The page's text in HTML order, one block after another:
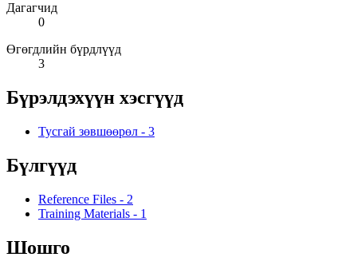
Дагагчид
0
Өгөгдлийн бүрдлүүд
3
Бүрэлдэхүүн хэсгүүд
Тусгай зөвшөөрөл - 3
Бүлгүүд
Reference Files - 2
Training Materials - 1
Шошго